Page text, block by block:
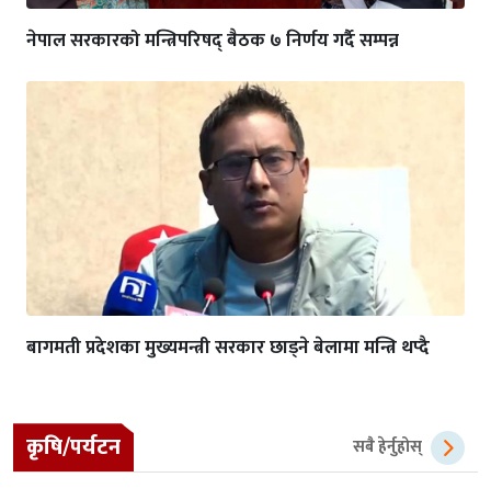
नेपाल सरकारको मन्त्रिपरिषद् बैठक ७ निर्णय गर्दै सम्पन्न
बागमती प्रदेशका मुख्यमन्त्री सरकार छाड्ने बेलामा मन्त्रि थप्दै
कृषि/पर्यटन सबै हेर्नुहोस्